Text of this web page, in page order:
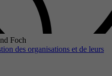
Foch
des organisations et de leurs